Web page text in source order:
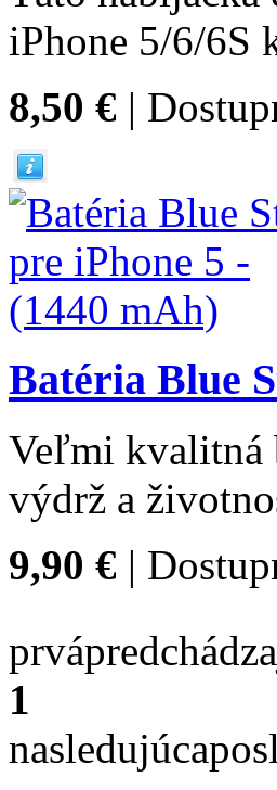
iPhone 5/6/6S
8,50 € |
Batéria Blue
Veľmi kvalitná
výdrž a
9,90 € |
prvá
1
nasledujúca